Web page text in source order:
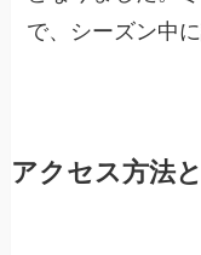
で、シーズン中
アクセス方法